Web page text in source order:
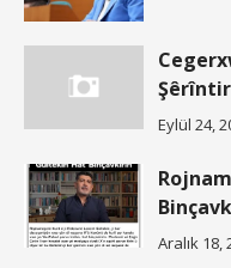
Eylül 24,
Aralık 18,